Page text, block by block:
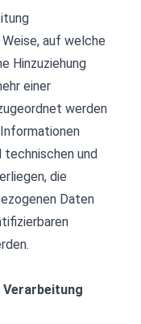
auf welche
Hinzuziehung
einer
werden
und
die
Daten